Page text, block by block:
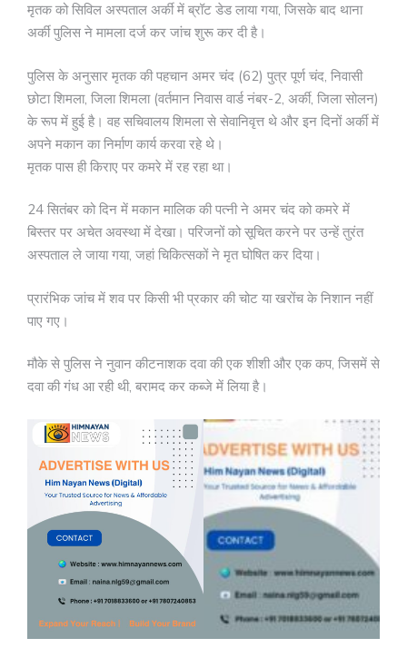
मृतक को सिविल अस्पताल अर्की में ब्रॉट डेड लाया गया, जिसके बाद थाना
अर्की पुलिस ने मामला दर्ज कर जांच शुरू कर दी है।
पुलिस के अनुसार मृतक की पहचान अमर चंद (62) पुत्र पूर्ण चंद, निवासी
छोटा शिमला, जिला शिमला (वर्तमान निवास वार्ड नंबर-2, अर्की, जिला सोलन)
के रूप में हुई है। वह सचिवालय शिमला से सेवानिवृत्त थे और इन दिनों अर्की में
अपने मकान का निर्माण कार्य करवा रहे थे।
मृतक पास ही किराए पर कमरे में रह रहा था।
24 सितंबर को दिन में मकान मालिक की पत्नी ने अमर चंद को कमरे में
बिस्तर पर अचेत अवस्था में देखा। परिजनों को सूचित करने पर उन्हें तुरंत
अस्पताल ले जाया गया, जहां चिकित्सकों ने मृत घोषित कर दिया।
प्रारंभिक जांच में शव पर किसी भी प्रकार की चोट या खरोंच के निशान नहीं
पाए गए।
मौके से पुलिस ने नुवान कीटनाशक दवा की एक शीशी और एक कप, जिसमें से
दवा की गंध आ रही थी, बरामद कर कब्जे में लिया है।